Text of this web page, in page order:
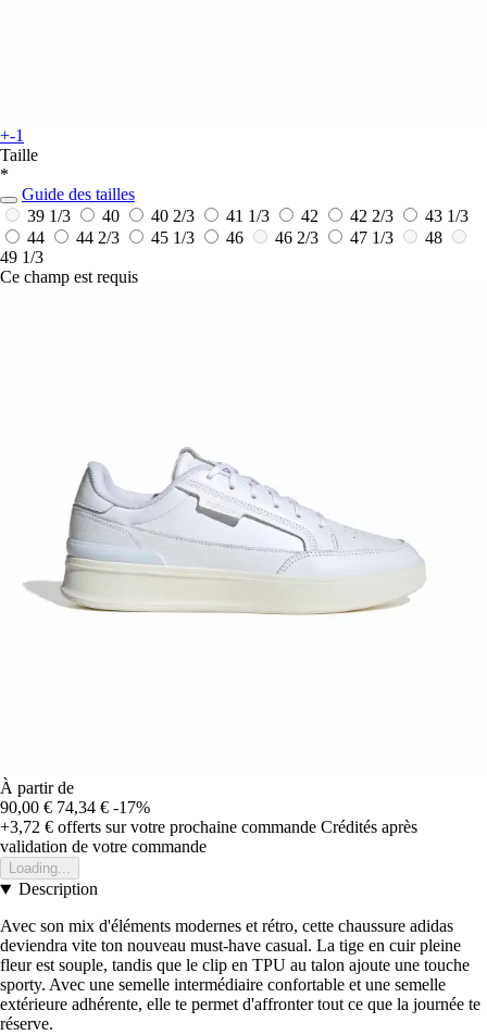
+-1
Taille
*
Guide des tailles
39 1/3
40 40 2/3 41 1/3 42 42 2/3
43 1/3
44
44 2/3 45 1/3 46 46 2/3 47 1/3
48
49 1/3
Ce champ est requis
À partir de
90,00 € 74,34 € -17%
+3,72 € offerts sur votre prochaine commande Crédités après
validation de votre commande
Loading...
Description
Avec son mix d'éléments modernes et rétro, cette chaussure adidas
deviendra vite ton nouveau must-have casual. La tige en cuir pleine
fleur est souple, tandis que le clip en TPU au talon ajoute une touche
sporty. Avec une semelle intermédiaire confortable et une semelle
extérieure adhérente, elle te permet d'affronter tout ce que la journée te
réserve.